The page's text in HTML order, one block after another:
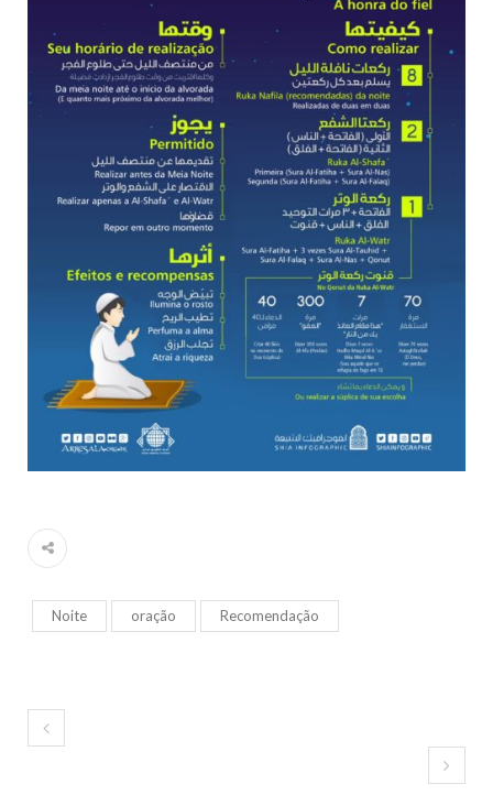
data em que relembramos o martírio do quarto Imam dos
muçulmanos, o Imam Ali Ibn Al-Hussein Ibn Ali Ibn Abi Táleb
(A.S.), conhecido por “Zein Al-Ábidin” (Formosura
NOTÍCIAS
3 DE JULHO DE 2014
Centro Islâmico no Brasil recebe o ex-
ministro das Relações Exteriores da
República Islâmica do Irã
Na noite da quinta-feira, 03 de Abril, o Centro Islâmico no
Brasil recebeu em sua sede, em São Paulo, o ex-ministro das
Relações Exteriores da República Islâmica do Irã, Sr. Kamal
Kharrazi, que encontra-se visitando
Noite oração Recomendação